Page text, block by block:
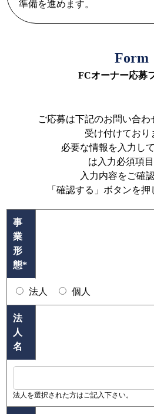
準備を進めます。
Form
FCオーナー応募
ご応募は下記のお問い合わ
受け付けており
必要な情報を入力し
は入力必須項目
入力内容をご確
「確認する」ボタンを押
事
業
形
態*
法人 個人
法
人
名
法人を選択された方はご記入下さい。